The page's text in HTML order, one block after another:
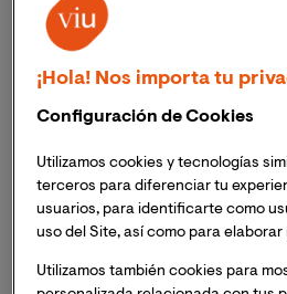
concreto que es lo que define al
tipo de conocimiento concreto:
lo que se conoce como fases
están definidas porque, en cada
siguiente fasey obtener unos
puedan inducir a error.
el campo de estudio y las
¡Hola! Nos importa tu
Configuración de Cookies
Utilizamos cookies y tecnologías
terceros para diferenciar tu
usuarios, para identificarte como
uso del Site, así como para
Utilizamos también cookies para